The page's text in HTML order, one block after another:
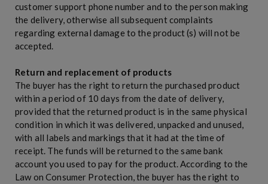
customer support phone number and to the person making
the delivery, otherwise all subsequent complaints
regarding external damage to the product (s) will not be
accepted.
Return and replacement of products
The buyer has the right to return the purchased product
within a period of 10 days from the date of delivery,
provided that the returned product is in the same physical
condition in which it was delivered, unpacked and unused,
with all labels and markings that it had at the time of
receipt. The funds will be returned to the same bank
account you used to pay for the product. According to the
Law on Consumer Protection, the buyer has the right to